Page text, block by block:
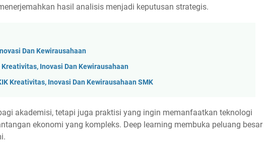
hasil analisis menjadi keputusan strategis.
Dan Kewirausahaan
Kreativitas, Inovasi Dan Kewirausahaan
Kreativitas, Inovasi Dan Kewirausahaan SMK
akademisi, tetapi juga praktisi yang ingin memanfaatkan teknologi
ekonomi yang kompleks. Deep learning membuka peluang besar